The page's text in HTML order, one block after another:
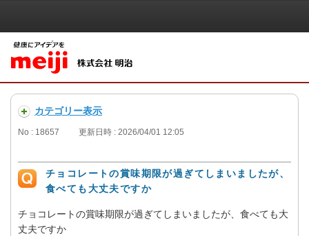
カテゴリー表示
No : 18657 更新日時 : 2026/04/01 12:05
チョコレートの賞味期限が過ぎてしまいましたが、
食べても大丈夫ですか
チョコレートの賞味期限が過ぎてしまいましたが、食べても大
丈夫ですか